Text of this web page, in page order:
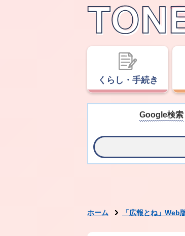
くらし・手続き
Google検索
ホーム 「広報とね」Web